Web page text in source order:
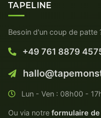
TAPELINE
Besoin d'un coup de patte
+49 761 8879
Lun - Ven : 08h00 -
Ou via notre formulaire